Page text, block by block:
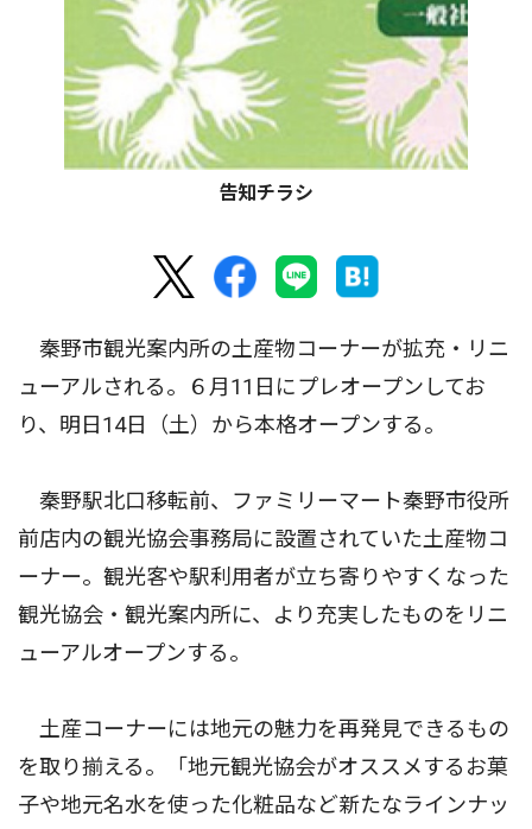
告知チラシ
秦野市観光案内所の土産物コーナーが拡充・リニ
ューアルされる。６月11日にプレオープンしてお
り、明日14日（土）から本格オープンする。
秦野駅北口移転前、ファミリーマート秦野市役所
前店内の観光協会事務局に設置されていた土産物コ
ーナー。観光客や駅利用者が立ち寄りやすくなった
観光協会・観光案内所に、より充実したものをリニ
ューアルオープンする。
土産コーナーには地元の魅力を再発見できるもの
を取り揃える。「地元観光協会がオススメするお菓
子や地元名水を使った化粧品など新たなラインナッ